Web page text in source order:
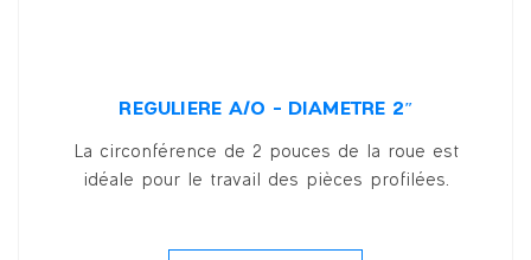
RÉGULIÈRE A/O – DIAMÈTRE 2″
La circonférence de 2 pouces de la roue est
idéale pour le travail des pièces profilées.